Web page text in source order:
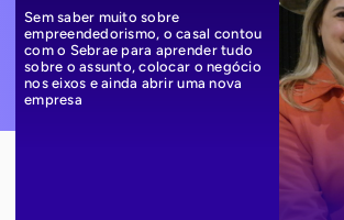
Sem saber muito sobre
empreendedorismo, o casal contou
com o Sebrae para aprender tudo
sobre o assunto, colocar o negócio
nos eixos e ainda abrir uma nova
empresa